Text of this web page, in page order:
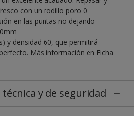
con un rodillo poro 0
en las puntas no dejando
y densidad 60, que permitirá
Más información en Ficha
y de seguridad